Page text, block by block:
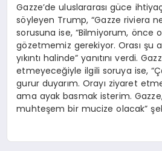
Gazze’de uluslararası güce
söyleyen Trump, “Gazze riviera
sorusuna ise, “Bilmiyorum, önce
gözetmemiz gerekiyor. Orası şu
yıkıntı halinde” yanıtını verdi.
etmeyeceğiyle ilgili soruya ise,
gurur duyarım. Orayı ziyaret
ama ayak basmak isterim.
muhteşem bir mucize olacak”